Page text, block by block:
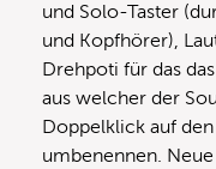
und Solo-Taster
und Kopfhörer),
Drehpoti für das
aus welcher der
Doppelklick auf
umbenennen.